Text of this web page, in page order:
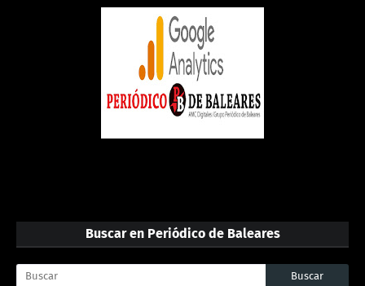
Buscar en Periódico de Baleares